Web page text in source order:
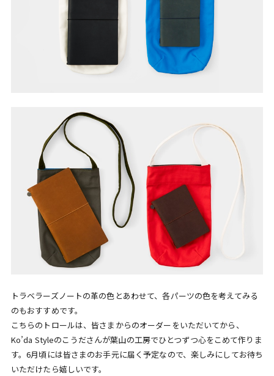
トラベラーズノートの革の色とあわせて、各パーツの色を考えてみる
のもおすすめです。
こちらのトロールは、皆さまからのオーダーをいただいてから、
Ko’da Styleのこうださんが葉山の工房でひとつずつ心をこめて作りま
す。6月頃には皆さまのお手元に届く予定なので、楽しみにしてお待ち
いただけたら嬉しいです。